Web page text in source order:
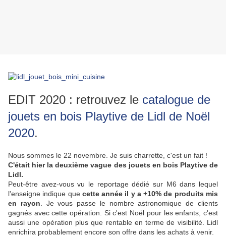
EDIT 2020 : retrouvez le catalogue de
jouets en bois Playtive de Lidl de Noël
2020.
Nous sommes le 22 novembre. Je suis charrette, c'est un fait !
C'était hier la deuxième vague des jouets en bois Playtive de
Lidl.
Peut-être avez-vous vu le reportage dédié sur M6 dans lequel
l'enseigne indique que cette année il y a +10% de produits mis
en rayon . Je vous passe le nombre astronomique de clients
gagnés avec cette opération. Si c'est Noël pour les enfants, c'est
aussi une opération plus que rentable en terme de visibilité. Lidl
enrichira probablement encore son offre dans les achats à venir.